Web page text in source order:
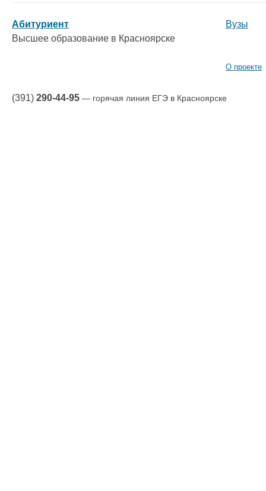
Абитуриент
Высшее образование в Красноярске
Вузы
О проекте
(391) 290-44-95 — горячая линия ЕГЭ в Красноярске